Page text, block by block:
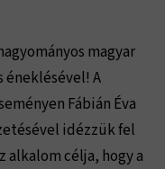
magyar
éneklésével! A
Fábián Éva
idézzük fel
alkalom célja, hogy a